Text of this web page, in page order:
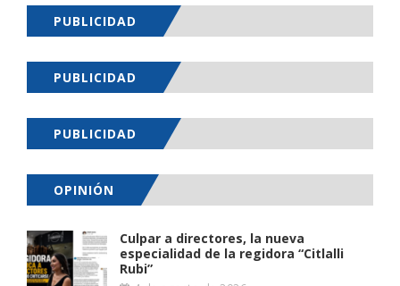
PUBLICIDAD
PUBLICIDAD
PUBLICIDAD
OPINIÓN
Culpar a directores, la nueva
especialidad de la regidora “Citlalli
Rubi”